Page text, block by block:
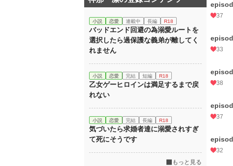
37
33
38
37
32
小説 恋愛 連載中 長編 R18
バッドエンド回避の為溺愛ルートを
選択したら過保護な義弟が離してく
れません
小説 恋愛 完結 短編 R18
乙女ゲーヒロインは満足するまで戻
れない
小説 恋愛 完結 長編 R18
気づいたら求婚者達に溺愛されすぎ
て死にそうです
もっと見る